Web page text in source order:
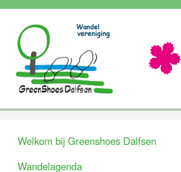
Welkom bij Greenshoes Dalfsen
Wandelagenda